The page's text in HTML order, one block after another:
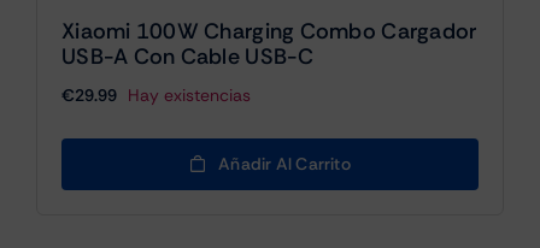
Xiaomi 100W Charging Combo Cargador
USB-A Con Cable USB-C
€29.99 Hay existencias
Añadir Al Carrito